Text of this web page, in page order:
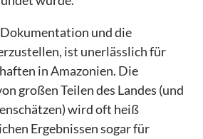
und die
ist unerlässlich für
in Amazonien. Die
großen Teilen des Landes (und
wird oft heiß
Ergebnissen sogar für